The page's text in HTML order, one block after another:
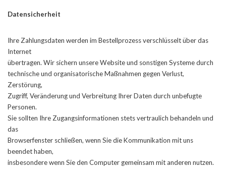
Datensicherheit
Ihre Zahlungsdaten werden im Bestellprozess verschlüsselt über das
Internet
übertragen. Wir sichern unsere Website und sonstigen Systeme durch
technische und organisatorische Maßnahmen gegen Verlust,
Zerstörung,
Zugriff, Veränderung und Verbreitung Ihrer Daten durch unbefugte
Personen.
Sie sollten Ihre Zugangsinformationen stets vertraulich behandeln und
das
Browserfenster schließen, wenn Sie die Kommunikation mit uns
beendet haben,
insbesondere wenn Sie den Computer gemeinsam mit anderen nutzen.